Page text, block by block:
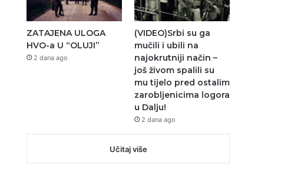
ZATAJENA ULOGA
HVO-a U “OLUJI”
2 dana ago
(VIDEO)Srbi su ga
mučili i ubili na
najokrutniji način –
još živom spalili su
mu tijelo pred ostalim
zarobljenicima logora
u Dalju!
2 dana ago
Učitaj više